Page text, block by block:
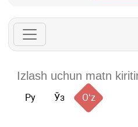
Ру Ўз Oʻz